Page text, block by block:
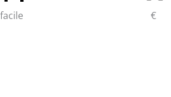
facile €